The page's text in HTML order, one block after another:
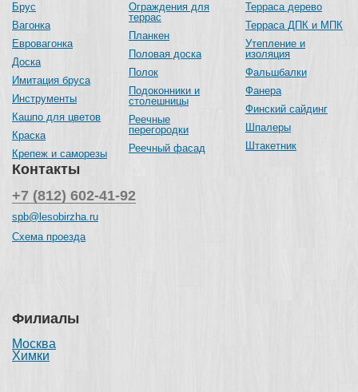
Брус
Вагонка
Евровагонка
Доска
Имитация бруса
Инструменты
Кашпо для цветов
Краска
Крепеж и саморезы
Ограждения для
террас
Планкен
Половая доска
Полок
Подоконники и
столешницы
Реечные
перегородки
Реечный фасад
Терраса дерево
Терраса ДПК и МПК
Утепление и
изоляция
Фальшбалки
Фанера
Финский сайдинг
Шпалеры
Штакетник
Контакты
+7 (812) 602-41-92
spb@lesobirzha.ru
Схема проезда
Филиалы
Москва
Химки